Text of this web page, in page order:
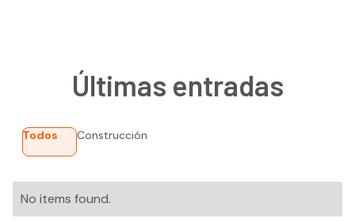
Últimas entradas
Todos Construcción
No items found.